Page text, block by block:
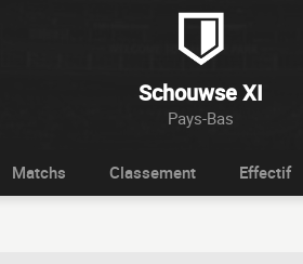
Schouwse XI
Pays-Bas
Matchs Classement Effectif